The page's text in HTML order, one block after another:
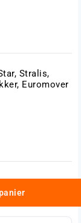
Stralis,
Euromover